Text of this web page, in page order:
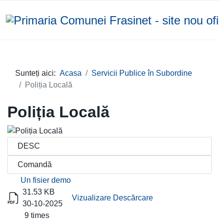
Sunteți aici: Acasa
Servicii Publice în Subordine
Poliția Locală
Poliția Locală
Titlu
Descărcare
Un fisier demo
31.53 KB
30-10-2025
9 times
Vizualizare Descărcare